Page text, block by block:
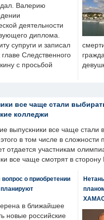
Валерию
деятельности
диплома.
супруги и записал
Следственного
с просьбой
все чаще стали
колледжи
выпускники все чаще
в том числе в сложности
отдается участникам
все чаще смотрят в
о приобретении
планируют
в ближайшее
новые российские